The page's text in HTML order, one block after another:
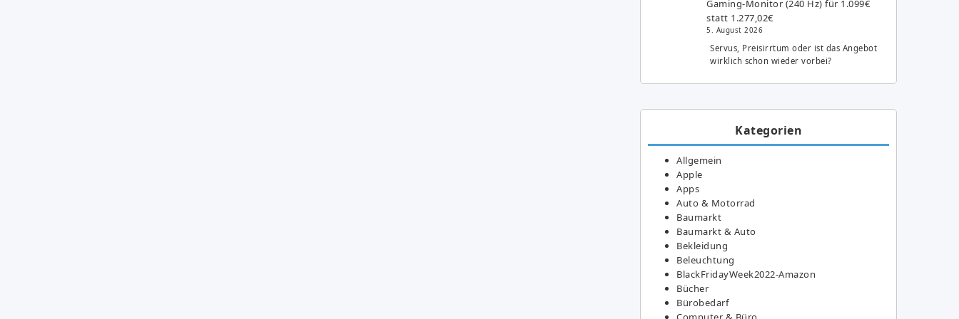
Gaming-Monitor (240 Hz) für 1.099€
statt 1.277,02€
5. August 2026
Servus, Preisirrtum oder ist das Angebot
wirklich schon wieder vorbei?
Kategorien
Allgemein
Apple
Apps
Auto & Motorrad
Baumarkt
Baumarkt & Auto
Bekleidung
Beleuchtung
BlackFridayWeek2022-Amazon
Bücher
Bürobedarf